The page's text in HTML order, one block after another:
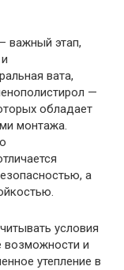
важный этап,
вата,
—
обладает
монтажа.
а
условия
возможности и
утепление в